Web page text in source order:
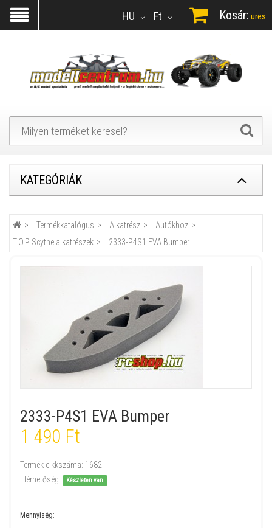
Ft
HU Kosár: üres
KATEGÓRIÁK
Termékkatalógus Alkatrész
Autókhoz
T.O.P Scythe alkatrészek
2333-P4S1 EVA Bumper
2333-P4S1 EVA Bumper
1 490 Ft
Termék cikkszáma: 1682
Elérhetőség:
Készleten van
Mennyiség: